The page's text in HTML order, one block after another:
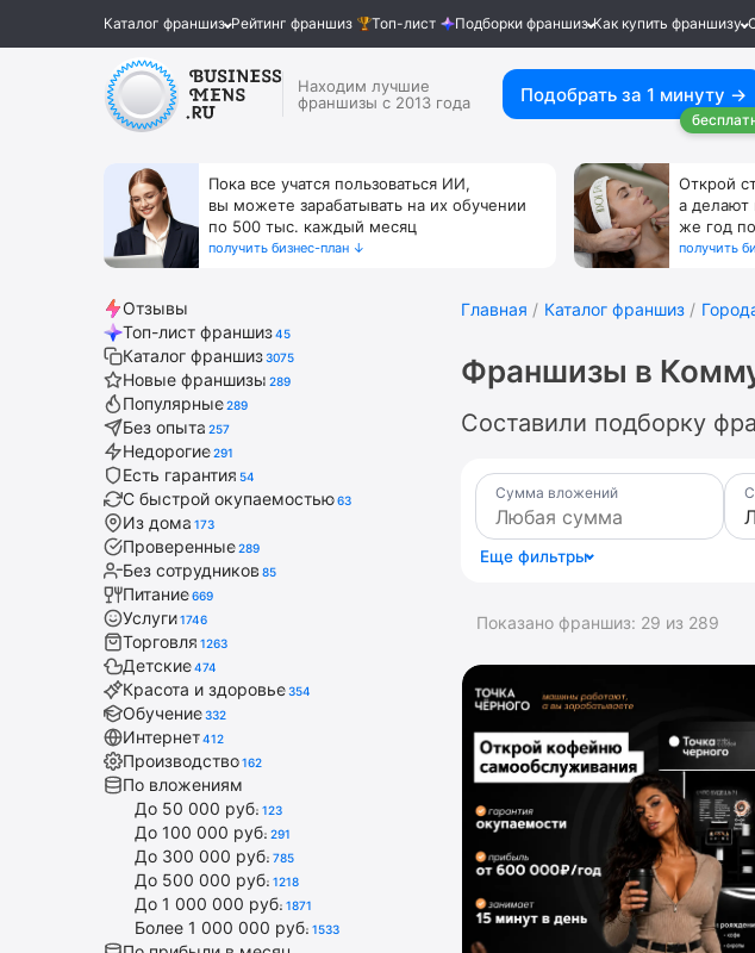
Каталог франшиз Рейтинг франшиз Топ-лист Подборки франшиз Как купить франшизу
Находим лучшие
франшизы с 2013 года
Подобрать за 1 минуту →
Пока все учатся пользоваться ИИ,
вы можете зарабатывать на их обучении
по 500 тыс. каждый месяц
получить бизнес-план ↓
Открой
а делают
же год
получить
Отзывы
Топ-лист франшиз45
Каталог франшиз3075
Новые франшизы 289
Популярные289
Без опыта 257
Недорогие291
Есть гарантия 54
С быстрой окупаемостью63
Из дома 173
Проверенные289
Без сотрудников 85
Питание669
Услуги1746
Торговля 1263
Детские474
Красота и здоровье354
Обучение332
Интернет412
Производство162
По вложениям
До 50 000 руб. 123
До 100 000 руб. 291
До 300 000 руб. 785
До 500 000 руб. 1218
До 1 000 000 руб. 1871
Более 1 000 000 руб. 1533
Главная Каталог франшиз
Франшизы в
Составили подборку
Сумма вложений
Еще фильтры
Показано франшиз: 29 из 289